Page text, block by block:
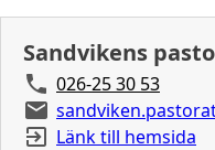
Sandvikens
026-25 30 53
Länk till hemsida